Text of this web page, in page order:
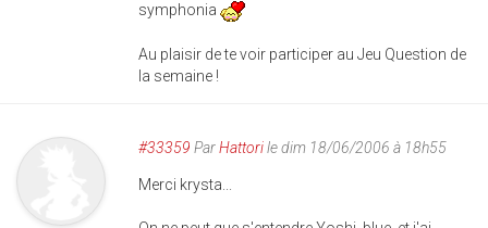
symphonia
Au plaisir de te voir participer au Jeu Question de
la semaine !
#33359 ParHattorile dim 18/06/2006 à 18h55
Merci krysta...